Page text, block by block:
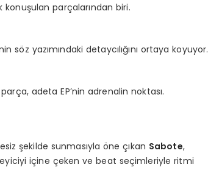
konuşulan parçalarından biri.
söz yazımındaki detaycılığını ortaya koyuyor.
adeta EP’nin adrenalin noktası.
şekilde sunmasıyla öne çıkan Sabote,
içine çeken ve beat seçimleriyle ritmi